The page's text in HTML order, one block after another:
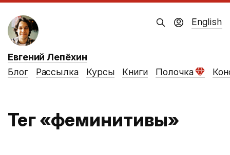
Евгений Лепёхин
Блог
Рассылка Курсы Книги Полочка
English
Тег «феминитивы»